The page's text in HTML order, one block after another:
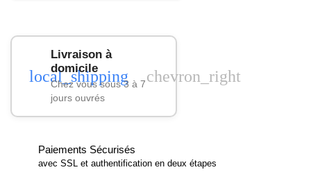
local_shipping
Livraison à
domicile
Chez vous sous 3 à 7
jours ouvrés
chevron_right
Paiements Sécurisés
avec SSL et authentification en deux étapes